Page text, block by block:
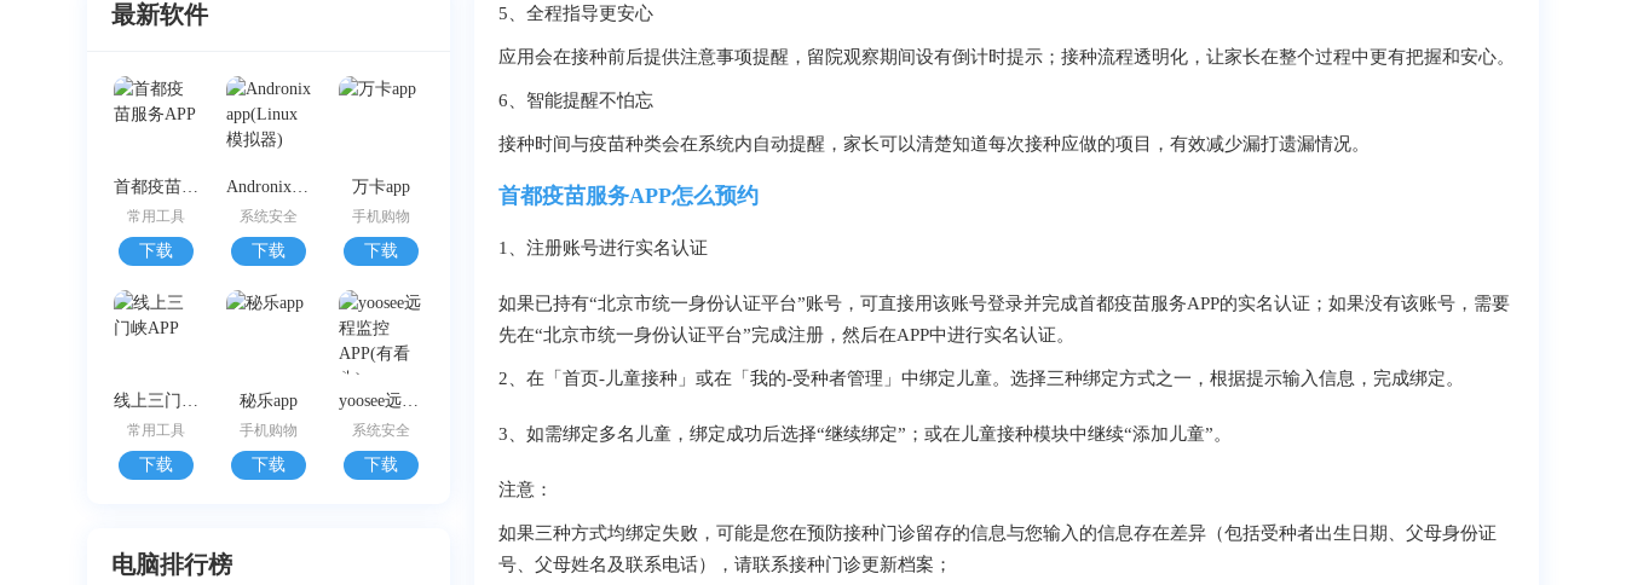
最新软件
首都疫苗服务APP
常用工具
下载
Andronix app(Linux模拟器)
系统安全
下载
万卡app
手机购物
下载
线上三门峡APP
常用工具
下载
秘乐app
手机购物
下载
yoosee远程监控APP(有看头)
系统安全
下载
电脑排行榜
5、全程指导更安心
应用会在接种前后提供注意事项提醒，留院观察期间设有倒计时提示；接种流程透明化，让家长在整个过程中更有把握和安心。
6、智能提醒不怕忘
接种时间与疫苗种类会在系统内自动提醒，家长可以清楚知道每次接种应做的项目，有效减少漏打遗漏情况。
首都疫苗服务APP怎么预约
1、注册账号进行实名认证
如果已持有“北京市统一身份认证平台”账号，可直接用该账号登录并完成首都疫苗服务APP的实名认证；如果没有该账号，需要
先在“北京市统一身份认证平台”完成注册，然后在APP中进行实名认证。
2、在「首页-儿童接种」或在「我的-受种者管理」中绑定儿童。选择三种绑定方式之一，根据提示输入信息，完成绑定。
3、如需绑定多名儿童，绑定成功后选择“继续绑定”；或在儿童接种模块中继续“添加儿童”。
注意：
如果三种方式均绑定失败，可能是您在预防接种门诊留存的信息与您输入的信息存在差异（包括受种者出生日期、父母身份证
号、父母姓名及联系电话），请联系接种门诊更新档案；